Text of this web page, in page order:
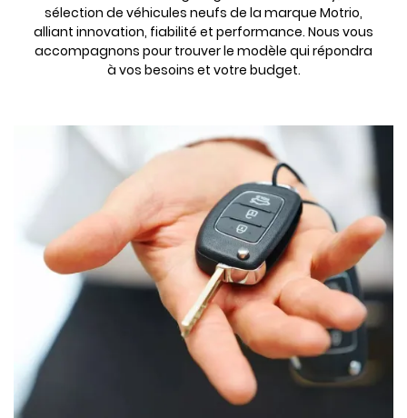
CARROSSERIE
PEINTURE
Restez
INSCRIPTION
sélection de véhicules neufs de la marque Motrio,
alliant innovation, fiabilité et performance. Nous vous
accompagnons pour trouver le modèle qui répondra
à vos besoins et votre budget.